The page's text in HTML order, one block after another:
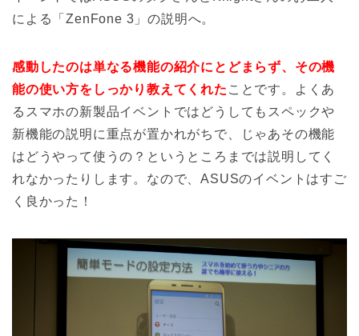
による「ZenFone 3」の説明へ。
感動したのは単なる機能の紹介にとどまらず、その機
能の使い方をしっかり教えてくれた ことです。よくあ
るスマホの新製品イベントではどうしてもスペックや
新機能の説明に重点が置かれがちで、じゃあその機能
はどうやって使うの？というところまでは説明してく
れなかったりします。なので、ASUSのイベントはすご
く良かった！